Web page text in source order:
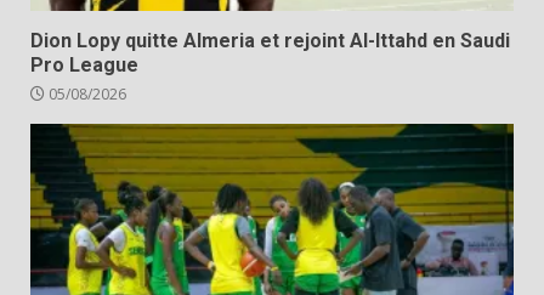
Dion Lopy quitte Almeria et rejoint Al-Ittahd en Saudi
Pro League
05/08/2026